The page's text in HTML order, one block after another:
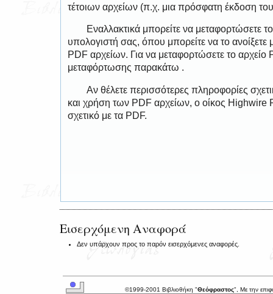
τέτοιων αρχείων (π.χ. μια πρόσφατη έκδοση
Εναλλακτικά μπορείτε να μεταφορτώσετε
υπολογιστή σας, όπου μπορείτε να το
PDF αρχείων. Για να μεταφορτώσετε το
μεταφόρτωσης παρακάτω .
Αν θέλετε περισσότερες πληροφορίες
και χρήση των PDF αρχείων, ο οίκος Highwire
σχετικό με τα PDF.
Εισερχόμενη Αναφορά
Δεν υπάρχουν προς το παρόν εισερχόμενες αναφορές.
©1999-2001 Βιβλιοθήκη "Θεόφραστος", Με την